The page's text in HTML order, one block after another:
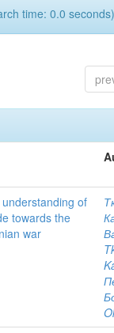
time: 0.0
of
towards the
war